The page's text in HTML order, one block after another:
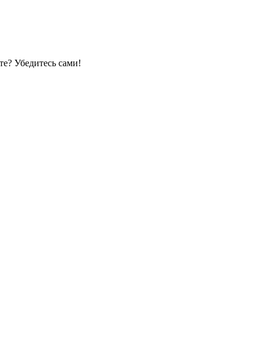
Убедитесь сами!